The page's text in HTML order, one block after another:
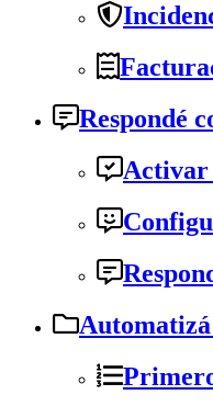
Respondé
Activar